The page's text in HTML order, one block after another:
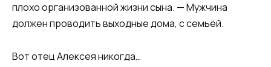
плохо организованной жизни сына. — Мужчина
должен проводить выходные дома, с семьёй.
Вот отец Алексея никогда…